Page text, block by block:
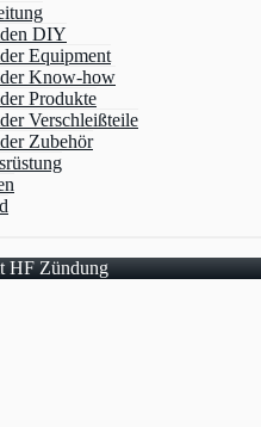
DIY
Equipment
Know-how
Produkte
Verschleißteile
Zubehör
HF Zündung